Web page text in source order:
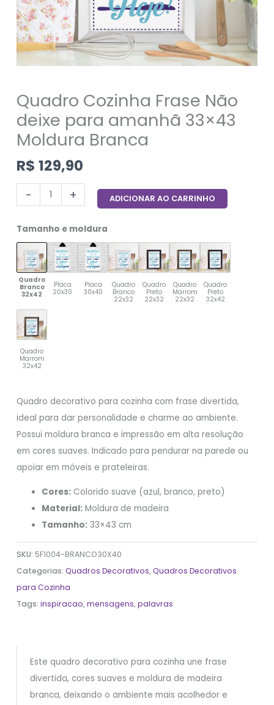
Quadro Cozinha Frase Não
deixe para amanhã 33×43
Moldura Branca
R$ 129,90
- + ADICIONAR AO CARRINHO
Tamanho e moldura
Quadro
Branco
32x42
Placa
20x30
Placa
30x40
Quadro
Branco
22x32
Quadro
Preto
22x32
Quadro
Marrom
22x32
Quadro
Preto
32x42
Quadro
Marrom
32x42
Quadro decorativo para cozinha com frase divertida,
ideal para dar personalidade e charme ao ambiente.
Possui moldura branca e impressão em alta resolução
em cores suaves. Indicado para pendurar na parede ou
apoiar em móveis e prateleiras.
Cores: Colorido suave (azul, branco, preto)
Material: Moldura de madeira
Tamanho: 33×43 cm
SKU: 5F1004-BRANCO30X40
Categorias:Quadros Decorativos,Quadros Decorativos
para Cozinha
Tags:inspiracao,mensagens,palavras
Este quadro decorativo para cozinha une frase
divertida, cores suaves e moldura de madeira
branca, deixando o ambiente mais acolhedor e